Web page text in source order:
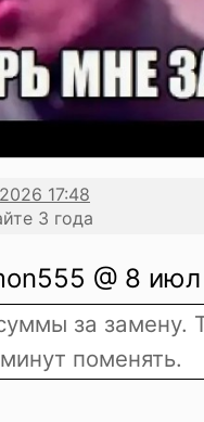
3 года
@ 8
за замену.
поменять.